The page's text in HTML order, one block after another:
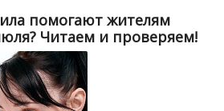
помогают жителям
Читаем и проверяем!